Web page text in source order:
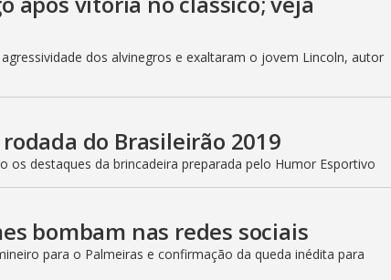
dos alvinegros e exaltaram o jovem Lincoln, autor
do Brasileirão 2019
os destaques da brincadeira preparada pelo Humor Esportivo
bombam nas redes sociais
para o Palmeiras e confirmação da queda inédita para